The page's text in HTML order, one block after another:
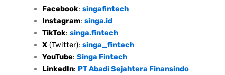
Facebook: singafintech
Instagram: singa.id
TikTok: singa.fintech
X(Twitter): singa_fintech
YouTube: Singa Fintech
LinkedIn: PT Abadi Sejahtera Finansindo